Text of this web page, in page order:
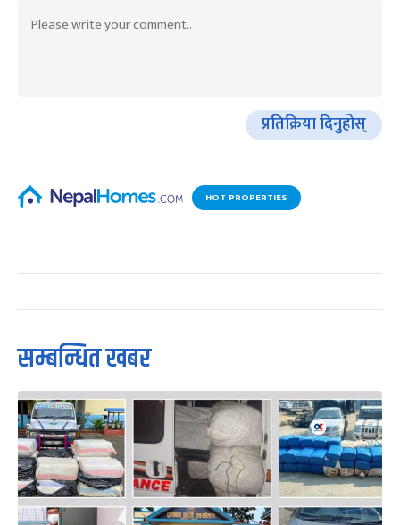
प्रतिक्रिया दिनुहोस्
HOT PROPERTIES
सम्बन्धित खबर